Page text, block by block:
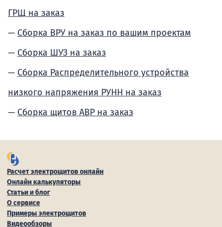
ГРЩ на заказ
Сборка ВРУ на заказ по вашим проектам
Сборка ШУЗ на заказ
Сборка Распределительного устройства
низкого напряжения РУНН на заказ
Сборка щитов АВР на заказ
Расчет электрощитов онлайн
Онлайн калькуляторы
Статьи и блог
О сервисе
Примеры электрощитов
Видеообзоры